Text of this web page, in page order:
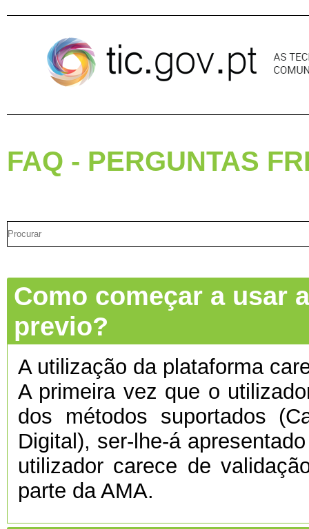
FAQ - PERGUNTAS
Como começar a usar
previo?
A utilização da plataforma
A primeira vez que o
dos métodos suportados
Digital), ser-lhe-á
utilizador carece de
parte da AMA.